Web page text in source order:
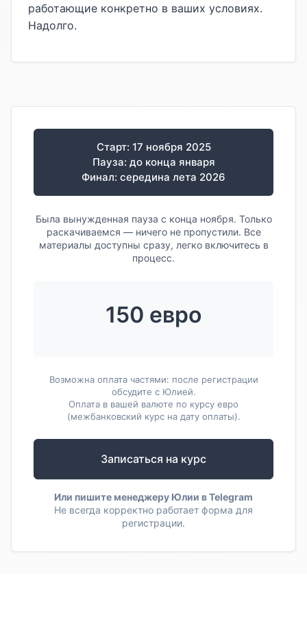
работающие конкретно в ваших условиях.
Надолго.
Старт: 17 ноября 2025
Пауза: до конца января
Финал: середина лета 2026
Была вынужденная пауза с конца ноября. Только
раскачиваемся — ничего не пропустили. Все
материалы доступны сразу, легко включитесь в
процесс.
150 евро
Возможна оплата частями: после регистрации
обсудите с Юлией.
Оплата в вашей валюте по курсу евро
(межбанковский курс на дату оплаты).
Записаться на курс
Или пишите менеджеру Юлии в Telegram
Не всегда корректно работает форма для
регистрации.